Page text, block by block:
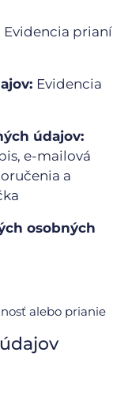
Evidencia prianí
Evidencia
údajov:
e-mailová
a
osobných
alebo prianie